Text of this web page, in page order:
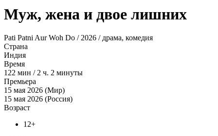
Муж, жена и двое лишних
Pati Patni Aur Woh Do / 2026 / драма, комедия
Страна
Индия
Время
122 мин / 2 ч. 2 минуты
Премьера
15 мая 2026 (Мир)
15 мая 2026 (Россия)
Возраст
12+